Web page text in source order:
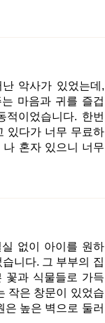
감을 수 없을 것 같
다. 제 목숨을 내놓
니다. 그러자 국왕
안심이 되는구나.
데
있는 거냐. 난 은
바보같은 녀석들아!
화 7닢이라고, 8닢
만 청개구리는 여전
어댔습니다. 내 말
보여주마. 농부는 주
세기 시작했습니
1닢으로 쳐서 세어
다. 하지만 청개구
소리쳤습니다. 만
라고. 농부는 돈을
악사가 있었는데,
마음과 귀를 즐겁
적이었습니다. 한번
있다가 너무 무료하
혼자 있으니 너무
했고, 그 소리는 삽
이리가 날 보고 있
으로 와서 말했습니
으로 감동적이군요!
요. 그러자 악사가
, 내가 시킨대로 한
요, 열심히 배우겠
들은 함께 기을 걷게
없이 아이를 원하
니다. 그 부부의 집
꽃과 식물들로 가득
작은 창문이 있었습
은 높은 벽으로 둘러